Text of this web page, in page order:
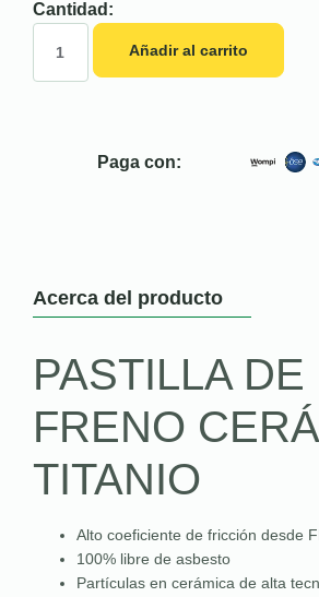
Cantidad:
Añadir al carrito
Paga con:
Acerca del producto
PASTILLA DE
FRENO
TITANIO
Alto coeficiente de fricción desde
100% libre de asbesto
Partículas en cerámica de alta